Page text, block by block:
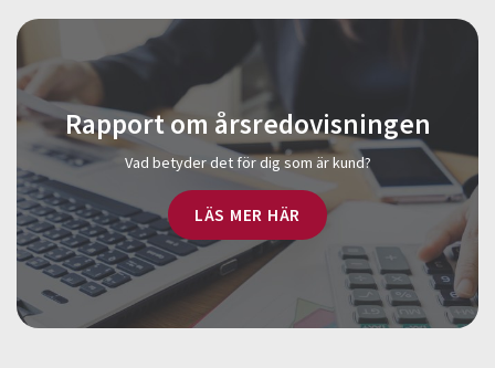
Rapport om årsredovisningen
Vad betyder det för dig som är kund?
LÄS MER HÄR